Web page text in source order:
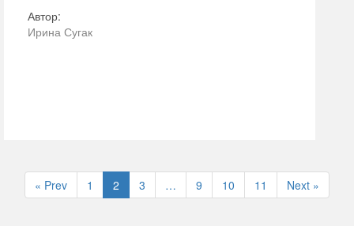
Автор:
Ирина Сугак
« Prev 1 2 3 … 9 10 11 Next »